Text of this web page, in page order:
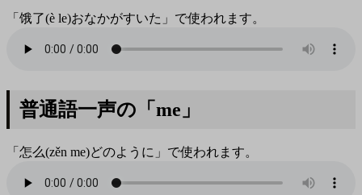
「饿了(è le)おなかがすいた」で使われます。
普通語一声の「me」
「怎么(zěn me)どのように」で使われます。